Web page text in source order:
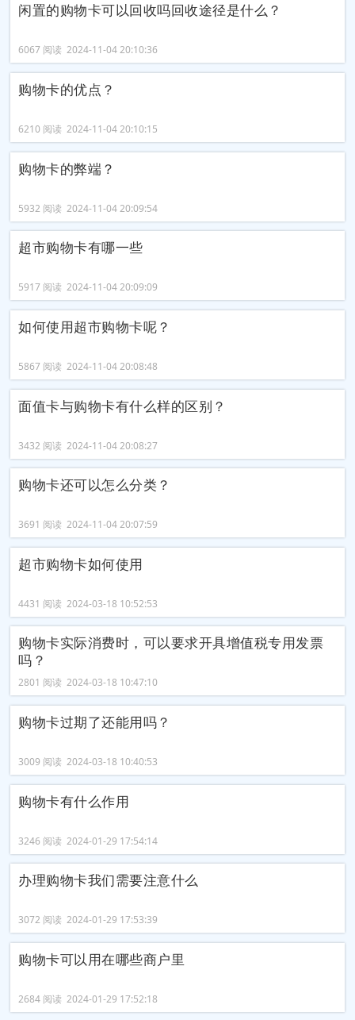
闲置的购物卡可以回收吗回收途径是什么？
6067 阅读 2024-11-04 20:10:36
购物卡的优点？
6210 阅读 2024-11-04 20:10:15
购物卡的弊端？
5932 阅读 2024-11-04 20:09:54
超市购物卡有哪一些
5917 阅读 2024-11-04 20:09:09
如何使用超市购物卡呢？
5867 阅读 2024-11-04 20:08:48
面值卡与购物卡有什么样的区别？
3432 阅读 2024-11-04 20:08:27
购物卡还可以怎么分类？
3691 阅读 2024-11-04 20:07:59
超市购物卡如何使用
4431 阅读 2024-03-18 10:52:53
购物卡实际消费时，可以要求开具增值税专用发票
吗？
2801 阅读 2024-03-18 10:47:10
购物卡过期了还能用吗？
3009 阅读 2024-03-18 10:40:53
购物卡有什么作用
3246 阅读 2024-01-29 17:54:14
办理购物卡我们需要注意什么
3072 阅读 2024-01-29 17:53:39
购物卡可以用在哪些商户里
2684 阅读 2024-01-29 17:52:18